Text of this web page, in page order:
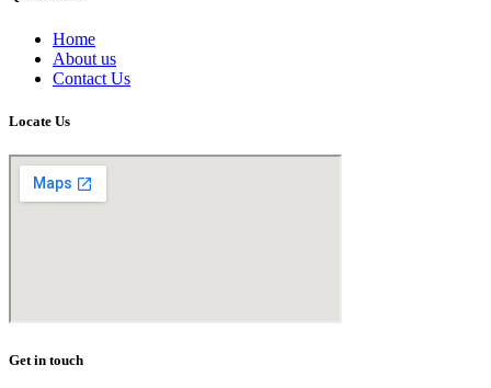
Home
About us
Contact Us
Locate Us
Get in touch